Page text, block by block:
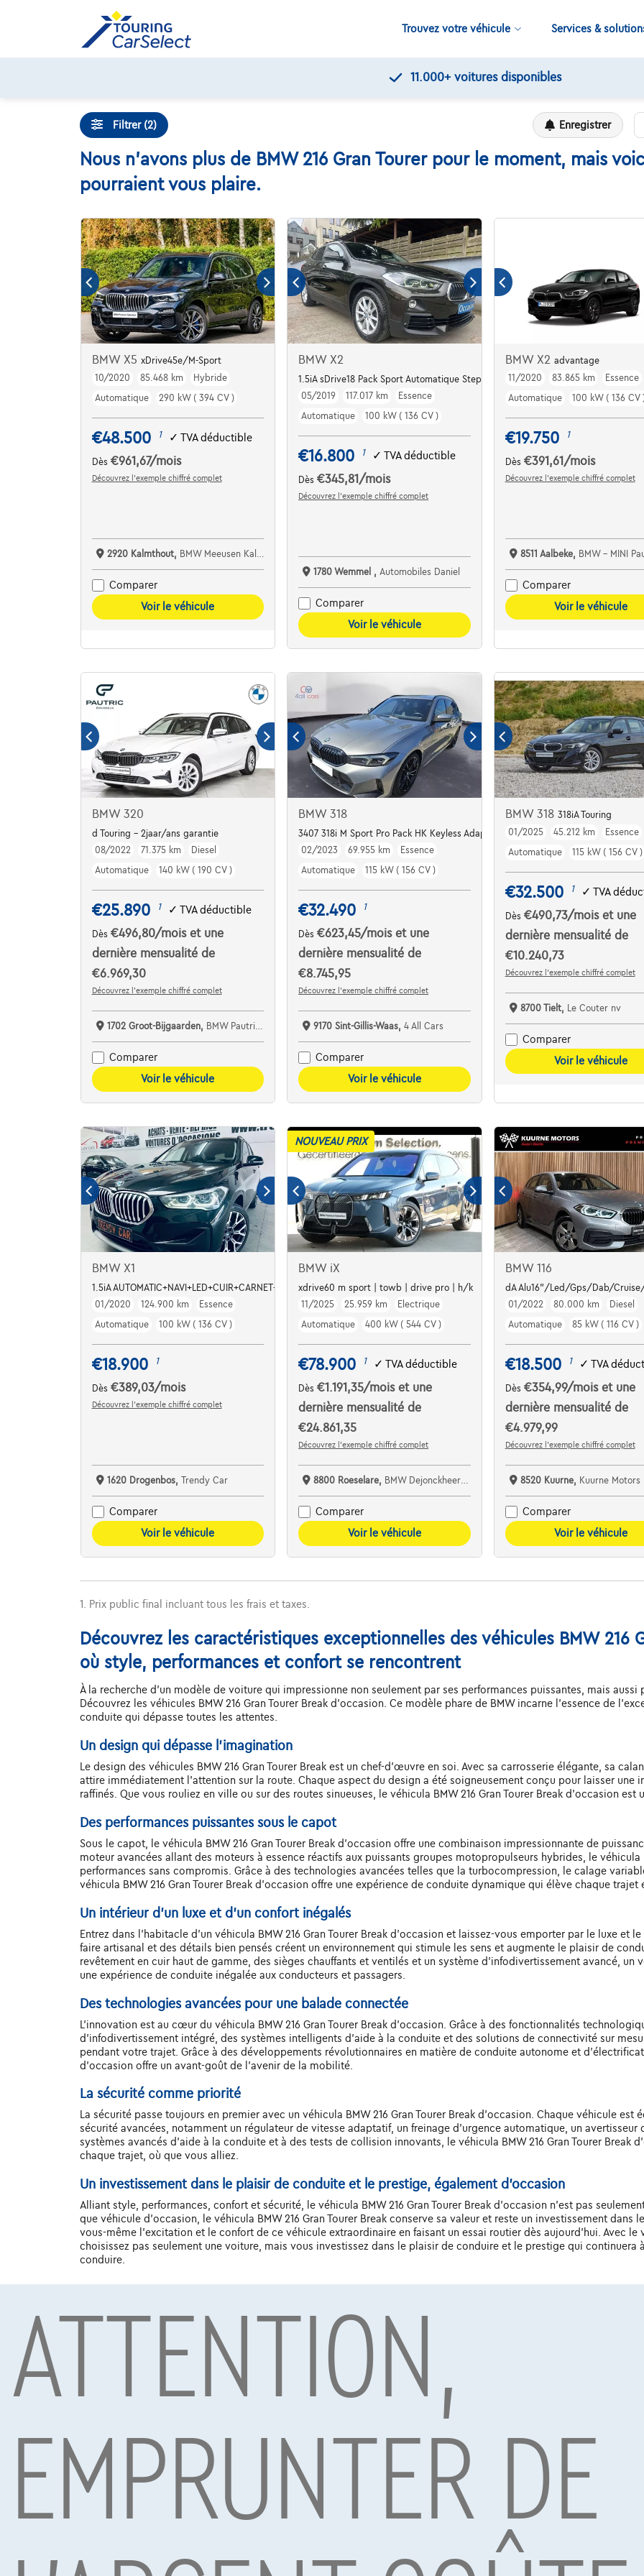
Trouvez votre véhicule Services &
11.000+ voitures disponibles
Filtrer (2) Enregistrer
Nous n'avons plus de BMW 216 Gran Tourer pour le moment, mais
pourraient vous plaire.
BMW X5 xDrive45e/M-Sport
10/2020
85.468 km
Hybride
Automatique
290 kW ( 394 CV )
€48.500 1 ✓ TVA déductible
Dès €961,67/mois
Découvrez l’exemple chiffré complet
2920 Kalmthout, BMW Meeusen Kalmthout
Comparer
Voir le véhicule
BMW X2
1.5iA sDrive18 Pack Sport Automatique Steptronic
05/2019
117.017 km
Essence
Automatique
100 kW ( 136 CV )
€16.800 1 ✓TVA déductible
Dès€345,81 /mois
Découvrez l’exemple chiffré complet
1780 Wemmel , Automobiles Daniel
Comparer
Voir le véhicule
BMW X2 advantage
11/2020
83.865 km
Essence
Automatique
100 kW ( 136 CV
€19.750 1
Dès €391,61 /mois
Découvrez l’exemple chiffré complet
8511 Aalbeke, BMW - MINI Pautric
Comparer
Voir le véhicule
BMW 320
d Touring - 2jaar/ans garantie
08/2022
71.375 km
Diesel
Automatique
140 kW ( 190 CV )
€25.890 1 ✓ TVA déductible
Dès €496,80/mois et une
dernière mensualité de
€6.969,30
Découvrez l’exemple chiffré complet
1702 Groot-Bijgaarden, BMW Pautric Groot Bijgaarden
Comparer
Voir le véhicule
BMW 318
3407 318i M Sport Pro Pack HK Keyless AdaptLED ParkAs 2.0i 156PK AUT
02/2023
69.955 km
Essence
Automatique
115 kW ( 156 CV )
€32.490 1
Dès€623,45/moiset une
dernière mensualité de
€8.745,95
Découvrez l’exemple chiffré complet
9170 Sint-Gillis-Waas,4 All Cars
Comparer
Voir le véhicule
BMW 318 318iA Touring
01/2025
45.212 km
Essence
Automatique
115 kW ( 156 CV )
€32.500 1 ✓ TVA
Dès €490,73/mois et une
dernière mensualité de
€10.240,73
Découvrez l’exemple chiffré complet
8700 Tielt, Le Couter nv
Comparer
Voir le véhicule
BMW X1
1.5iA AUTOMATIC+NAVI+LED+CUIR+CARNET+GARANTIE
01/2020
124.900 km
Essence
Automatique
100 kW ( 136 CV )
€18.900 1
Dès €389,03/mois
Découvrez l’exemple chiffré complet
1620 Drogenbos, Trendy Car
Comparer
Voir le véhicule
NOUVEAU PRIX
BMW iX
xdrive60 m sport | towb | drive pro | h/k
11/2025
25.959 km
Electrique
Automatique
400 kW ( 544 CV )
€78.900 1 ✓TVA déductible
Dès€1.191,35/moiset une
dernière mensualité de
€24.861,35
Découvrez l’exemple chiffré complet
8800 Roeselare, BMW Dejonckheere Roeselare
Comparer
Voir le véhicule
BMW 116
dA Alu16"/Led/Gps/Dab/
01/2022
80.000 km
Diesel
Automatique
85 kW ( 116 CV )
€18.500 1 ✓ TVA
Dès €354,99/mois et une
dernière mensualité de
€4.979,99
Découvrez l’exemple chiffré complet
8520 Kuurne, Kuurne Motors
Comparer
Voir le véhicule
1. Prix public final incluant tous les frais et taxes.
Découvrez les caractéristiques exceptionnelles des véhicules BMW 216
où style, performances et confort se rencontrent
À la recherche d'un modèle de voiture qui impressionne non seulement par ses performances puissantes, mais aussi
Découvrez les véhicules BMW 216 Gran Tourer Break d'occasion. Ce modèle phare de BMW incarne l'essence de
conduite qui dépasse toutes les attentes.
Un design qui dépasse l'imagination
Le design des véhicules BMW 216 Gran Tourer Break est un chef-d'œuvre en soi. Avec sa carrosserie élégante, sa
attire immédiatement l'attention sur la route. Chaque aspect du design a été soigneusement conçu pour laisser une
raffinés. Que vous rouliez en ville ou sur des routes sinueuses, le véhicula BMW 216 Gran Tourer Break d'occasion est
Des performances puissantes sous le capot
Sous le capot, le véhicula BMW 216 Gran Tourer Break d'occasion offre une combinaison impressionnante de
moteur avancées allant des moteurs à essence réactifs aux puissants groupes motopropulseurs hybrides, le véhicula
performances sans compromis. Grâce à des technologies avancées telles que la turbocompression, le calage
véhicula BMW 216 Gran Tourer Break d'occasion offre une expérience de conduite dynamique qui élève chaque trajet
Un intérieur d’un luxe et d’un confort inégalés
Entrez dans l'habitacle d'un véhicula BMW 216 Gran Tourer Break d'occasion et laissez-vous emporter par le luxe et
faire artisanal et des détails bien pensés créent un environnement qui stimule les sens et augmente le plaisir de
revêtement en cuir haut de gamme, des sièges chauffants et ventilés et un système d'infodivertissement avancé, un
une expérience de conduite inégalée aux conducteurs et passagers.
Des technologies avancées pour une balade connectée
L'innovation est au cœur du véhicula BMW 216 Gran Tourer Break d'occasion. Grâce à des fonctionnalités
d'infodivertissement intégré, des systèmes intelligents d'aide à la conduite et des solutions de connectivité sur
pendant votre trajet. Grâce à des développements révolutionnaires en matière de conduite autonome et
d'occasion offre un avant-goût de l'avenir de la mobilité.
La sécurité comme priorité
La sécurité passe toujours en premier avec un véhicula BMW 216 Gran Tourer Break d'occasion. Chaque véhicule
sécurité avancées, notamment un régulateur de vitesse adaptatif, un freinage d'urgence automatique, un
systèmes avancés d'aide à la conduite et à des tests de collision innovants, le véhicula BMW 216 Gran Tourer Break
chaque trajet, où que vous alliez.
Un investissement dans le plaisir de conduite et le prestige, également d'occasion
Alliant style, performances, confort et sécurité, le véhicula BMW 216 Gran Tourer Break d'occasion n'est pas
que véhicule d'occasion, le véhicula BMW 216 Gran Tourer Break conserve sa valeur et reste un investissement
vous-même l'excitation et le confort de ce véhicule extraordinaire en faisant un essai routier dès aujourd'hui. Avec le
choisissez pas seulement une voiture, mais vous investissez dans le plaisir de conduire et le prestige qui continuera
conduire.
Sous réserve d’acceptation de votre demande de crédit par Alpha Credit s.a., prêteur, Montagne du Parc 8/3, 1000 Bruxelles, TVA
Mobility S.A., agent in bijkomstige hoedanigheid, Boulevard Albert II 4, B12, 1000 Brussel, BTW BE 1003.765.106, BE93 0019 6639
Voitures les plus populaires
ATTENTION,
EMPRUNTER DE